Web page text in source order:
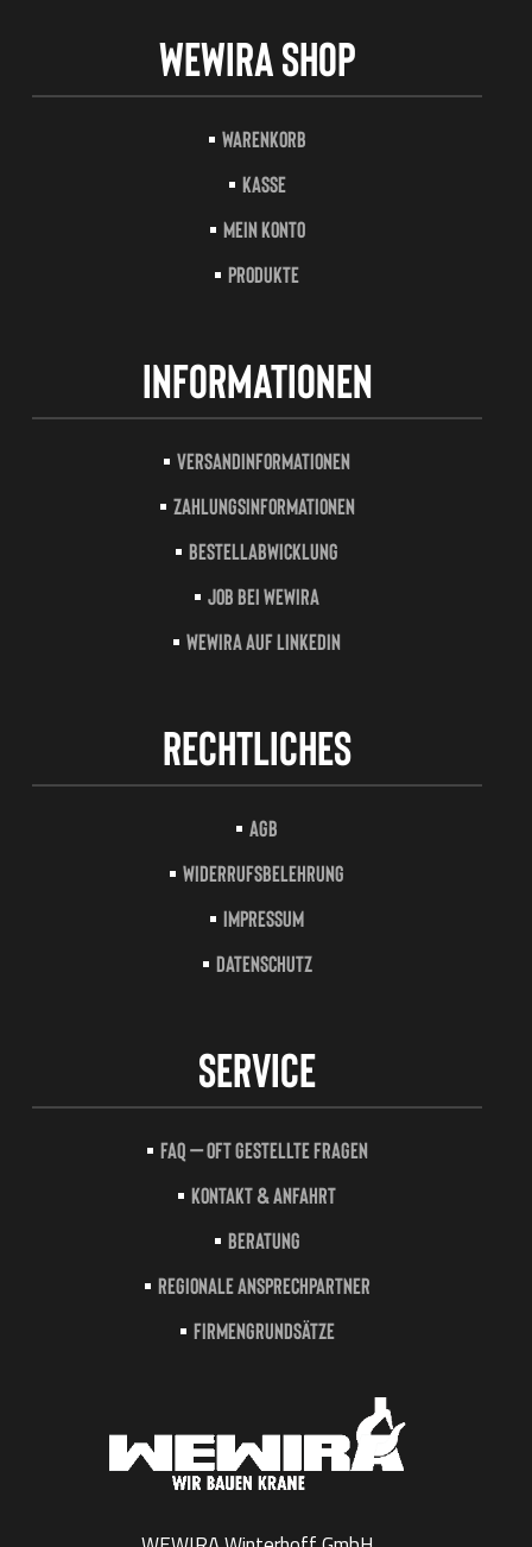
Wewira Shop
Warenkorb
Kasse
Mein Konto
Produkte
Informationen
Versandinformationen
Zahlungsinformationen
Bestellabwicklung
Job bei Wewira
Wewira auf LinkedIn
Rechtliches
AGB
Widerrufsbelehrung
Impressum
Datenschutz
Service
FAQ – Oft gestellte Fragen
Kontakt & Anfahrt
Beratung
Regionale Ansprechpartner
Firmengrundsätze